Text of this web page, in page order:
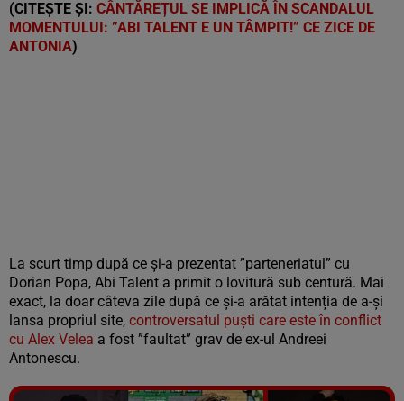
(CITEȘTE ȘI: CÂNTĂREȚUL SE IMPLICĂ ÎN SCANDALUL
MOMENTULUI: ”ABI TALENT E UN TÂMPIT!” CE ZICE DE
ANTONIA)
La scurt timp după ce și-a prezentat ”parteneriatul” cu
Dorian Popa, Abi Talent a primit o lovitură sub centură. Mai
exact, la doar câteva zile după ce și-a arătat intenția de a-și
lansa propriul site, controversatul puști care este în conflict
cu Alex Velea a fost ”faultat” grav de ex-ul Andreei
Antonescu.